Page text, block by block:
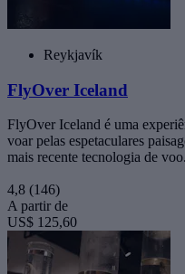
Reykjavík
FlyOver Iceland
FlyOver Iceland é uma
voar pelas espetaculares
mais recente tecnologia de
4,8 (146)
A partir de
US$ 125,60